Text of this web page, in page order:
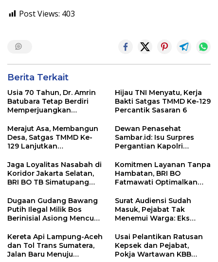
Post Views: 403
Berita Terkait
Usia 70 Tahun, Dr. Amrin
Batubara Tetap Berdiri
Memperjuangkan
Hijau TNI Menyatu, Kerja
Bakti Satgas TMMD Ke-129
Percantik Sasaran 6
Merajut Asa, Membangun
Desa, Satgas TMMD Ke-
129 Lanjutkan
Dewan Penasehat
Sambar.id: Isu Surpres
Pergantian Kapolri
Kewenangan Mutlak di
Tangan Presiden
Jaga Loyalitas Nasabah di
Koridor Jakarta Selatan,
BRI BO TB Simatupang
Komitmen Layanan Tanpa
Hambatan, BRI BO
Fatmawati Optimalkan
Setiap Lini
Dugaan Gudang Bawang
Putih Ilegal Milik Bos
Berinisial Asiong Mencuat,
Didesak Bertindak
Surat Audiensi Sudah
Masuk, Pejabat Tak
Menemui Warga: Eks
Pelayanan Dinas
Transmigrasi Luwu Timur
Kereta Api Lampung-Aceh
dan Tol Trans Sumatera,
Jalan Baru Menuju
Usai Pelantikan Ratusan
Kepsek dan Pejabat,
Pokja Wartawan KBB